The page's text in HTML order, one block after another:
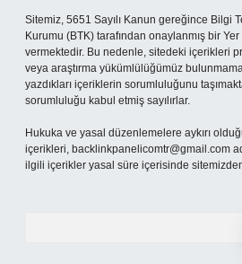
Sitemiz, 5651 Sayılı Kanun gereğince Bilgi
Kurumu (BTK) tarafından onaylanmış bir
vermektedir. Bu nedenle, sitedeki içerikleri
veya araştırma yükümlülüğümüz
yazdıkları içeriklerin sorumluluğunu
sorumluluğu kabul etmiş sayılırlar.
Hukuka ve yasal düzenlemelere aykırı
içerikleri, backlinkpanelicomtr@gmail.com
ilgili içerikler yasal süre içerisinde sitemizden